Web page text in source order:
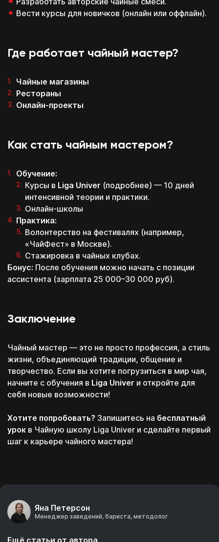
Вести курсы для новичков (онлайн или оффлайн).
Где работает чайный мастер?
Чайные магазины
Рестораны
Онлайн-проекты
Как стать чайным мастером?
Обучение:
Курсы в Liga Univer (подробнее) — 10 дней
интенсивной теории и практики.
Онлайн-школы
Практика:
Волонтерство на фестивалях (например,
«ЧайФест» в Москве).
Стажировка в чайных клубах.
Бонус: После обучения можно начать с позиции
ассистента (зарплата 25 000–30 000 руб).
Заключение
Чайный мастер — это не просто профессия, а стиль
жизни, объединяющий традиции, общение и
творчество. Если вы хотите погрузиться в мир чая,
начните с обучения в Liga Univer и откройте для
себя новые возможности!
Хотите попробовать? Запишитесь на бесплатный
урок в Чайную школу Liga Univer и сделайте первый
шаг к карьере чайного мастера!
Яна Петерсон
Менеджер заведений, бариста, методолог
Ещё статьи от автора
Поэтому дарим